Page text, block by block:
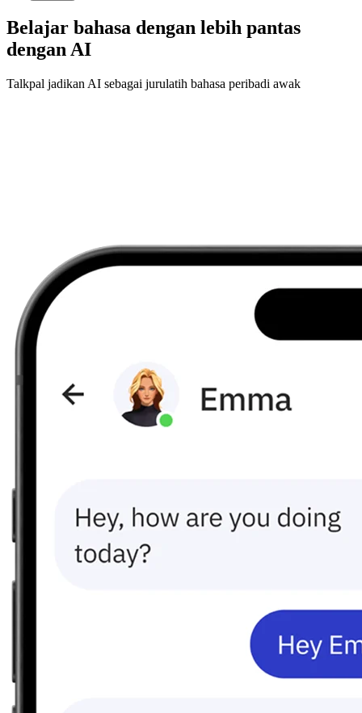
Belajar bahasa dengan lebih pantas
dengan AI
Talkpal jadikan AI sebagai jurulatih bahasa peribadi awak